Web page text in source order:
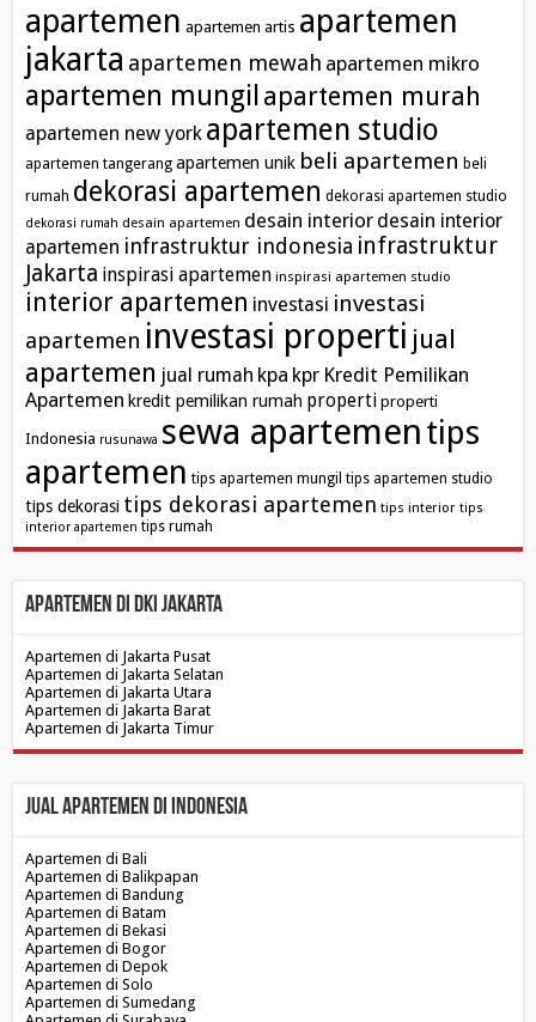
apartemen apartemen artis apartemen
jakarta apartemen mewah apartemen mikro
apartemen mungil apartemen murah
apartemen new york apartemen studio
apartemen tangerang apartemen unik beli apartemen beli
rumah dekorasi apartemen dekorasi apartemen studio
dekorasi rumah desain apartemen desain interior desain interior
apartemen infrastruktur indonesia infrastruktur
Jakarta inspirasi apartemen inspirasi apartemen studio
interior apartemen investasi investasi
apartemen investasi properti jual
apartemen jual rumah kpa kpr Kredit Pemilikan
Apartemen kredit pemilikan rumah properti properti
Indonesia rusunawa sewa apartementips
apartemen tips apartemen mungil tips apartemen studio
tips dekorasi tips dekorasi apartemen tips interior tips
interior apartemen tips rumah
Apartemen di DKI Jakarta
Apartemen di Jakarta Pusat
Apartemen di Jakarta Selatan
Apartemen di Jakarta Utara
Apartemen di Jakarta Barat
Apartemen di Jakarta Timur
Jual Apartemen di Indonesia
Apartemen di Bali
Apartemen di Balikpapan
Apartemen di Bandung
Apartemen di Batam
Apartemen di Bekasi
Apartemen di Bogor
Apartemen di Depok
Apartemen di Solo
Apartemen di Sumedang